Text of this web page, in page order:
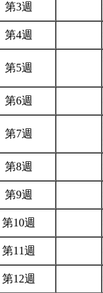
第3週
第4週
第5週
第6週
第7週
第8週
第9週
第10週
第11週
第12週